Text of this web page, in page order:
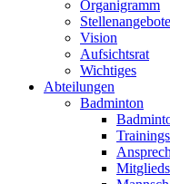
Organigramm
Stellenangebote
Vision
Aufsichtsrat
Wichtiges
Abteilungen
Badminton